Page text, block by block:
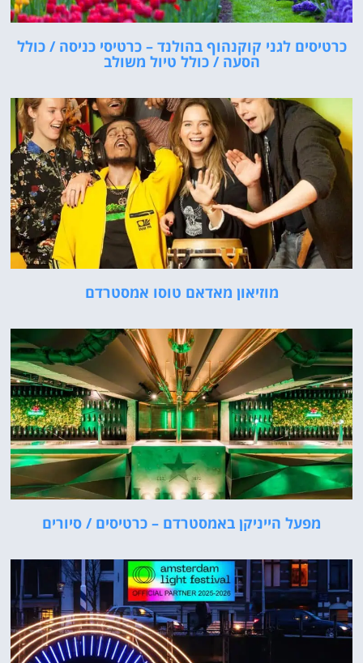
כרטיסים לגני קוקנהוף בהולנד – כרטיסי כניסה / כולל
הסעה / כולל טיול משולב
מוזיאון מאדאם טוסו אמסטרדם
מפעל הייניקן באמסטרדם – כרטיסים / סיורים